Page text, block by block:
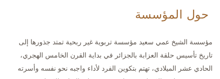
حول المؤسسة
مؤسسة الشيخ عمي سعيد مؤسسة تربوية غير ربحية تمتد جذورها إلى
تاريخ تأسيس حلقة العزابة بالجزائر في بداية القرن الخامس الهجري،
الحادي عشر الميلادي، تهتم بتكوين الفرد لأداء واجبه نحو نفسه وأسرته